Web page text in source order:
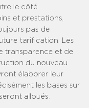
le côté
et prestations,
pas de
tarification. Les
transparence et de
du nouveau
élaborer leur
les bases sur
alloués.